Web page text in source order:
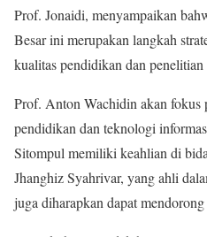
Prof. Jonaidi, menyampaikan
Besar ini merupakan langkah
kualitas pendidikan dan
Prof. Anton Wachidin akan fokus
pendidikan dan teknologi
Sitompul memiliki keahlian di
Jhanghiz Syahrivar, yang ahli
juga diharapkan dapat